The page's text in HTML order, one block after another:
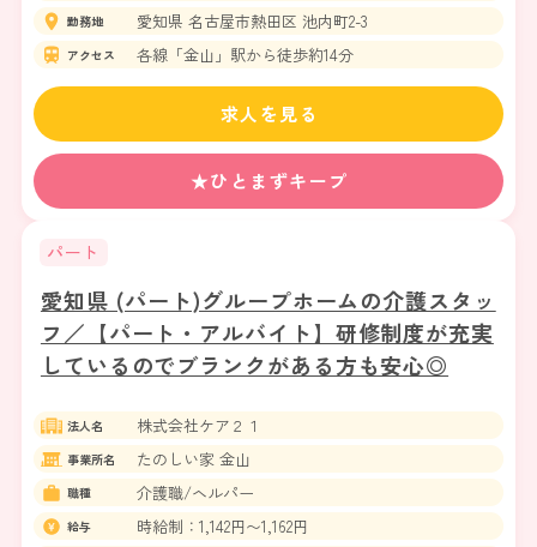
勤務地 愛知県 名古屋市熱田区 池内町2-3
アクセス 各線「金山」駅から徒歩約14分
★ひとまずキープ
求人を見る
パート
愛知県 (パート)グループホームの介護スタッ
フ／【パート・アルバイト】研修制度が充実
しているのでブランクがある方も安心◎
法人名 株式会社ケア２１
事業所名 たのしい家 金山
職種 介護職/ヘルパー
給与 時給制：1,142円〜1,162円